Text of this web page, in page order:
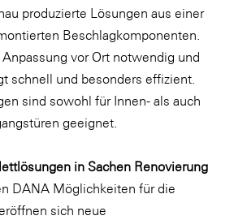
produzierte Lösungen aus einer
Beschlagkomponenten.
vor Ort notwendig und
schnell und besonders effizient.
sind sowohl für Innen- als auch
geeignet.
in Sachen Renovierung
DANA Möglichkeiten für die
sich neue